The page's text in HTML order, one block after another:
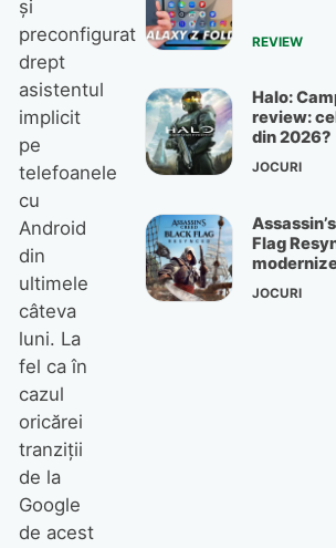
și
preconfigurat
drept
asistentul
implicit
pe
telefoanele
cu
Android
din
ultimele
câteva
luni. La
fel ca în
cazul
oricărei
tranziții
de la
Google
de acest
REVIEW
Halo:
review:
din 2026?
JOCURI
Flag
JOCURI